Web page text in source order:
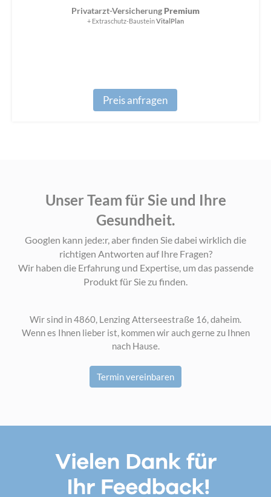
Privatarzt-Versicherung Premium
+ Extraschutz-BausteinVitalPlan
Preis anfragen
Unser Team für Sie und Ihre
Gesundheit.
Googlen kann jede:r, aber finden Sie dabei wirklich die
richtigen Antworten auf Ihre Fragen?
Wir haben die Erfahrung und Expertise, um das passende
Produkt für Sie zu finden.
Wir sind in 4860, Lenzing Atterseestraße 16, daheim.
Wenn es Ihnen lieber ist, kommen wir auch gerne zu Ihnen
nach Hause.
Termin vereinbaren